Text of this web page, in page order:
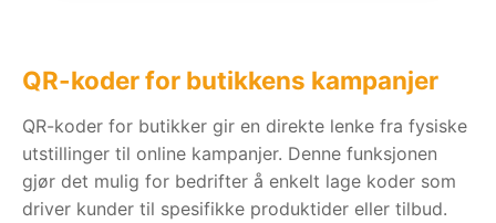
QR-koder for butikkens kampanjer
QR-koder for butikker gir en direkte lenke fra fysiske
utstillinger til online kampanjer. Denne funksjonen
gjør det mulig for bedrifter å enkelt lage koder som
driver kunder til spesifikke produktider eller tilbud.